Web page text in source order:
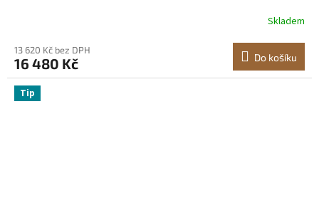
vláken 3 v 1, baterie 7800 mAh pro SM, MM, DS, NZDS
Skladem
13 620 Kč bez DPH
16 480 Kč Do košíku
Tip